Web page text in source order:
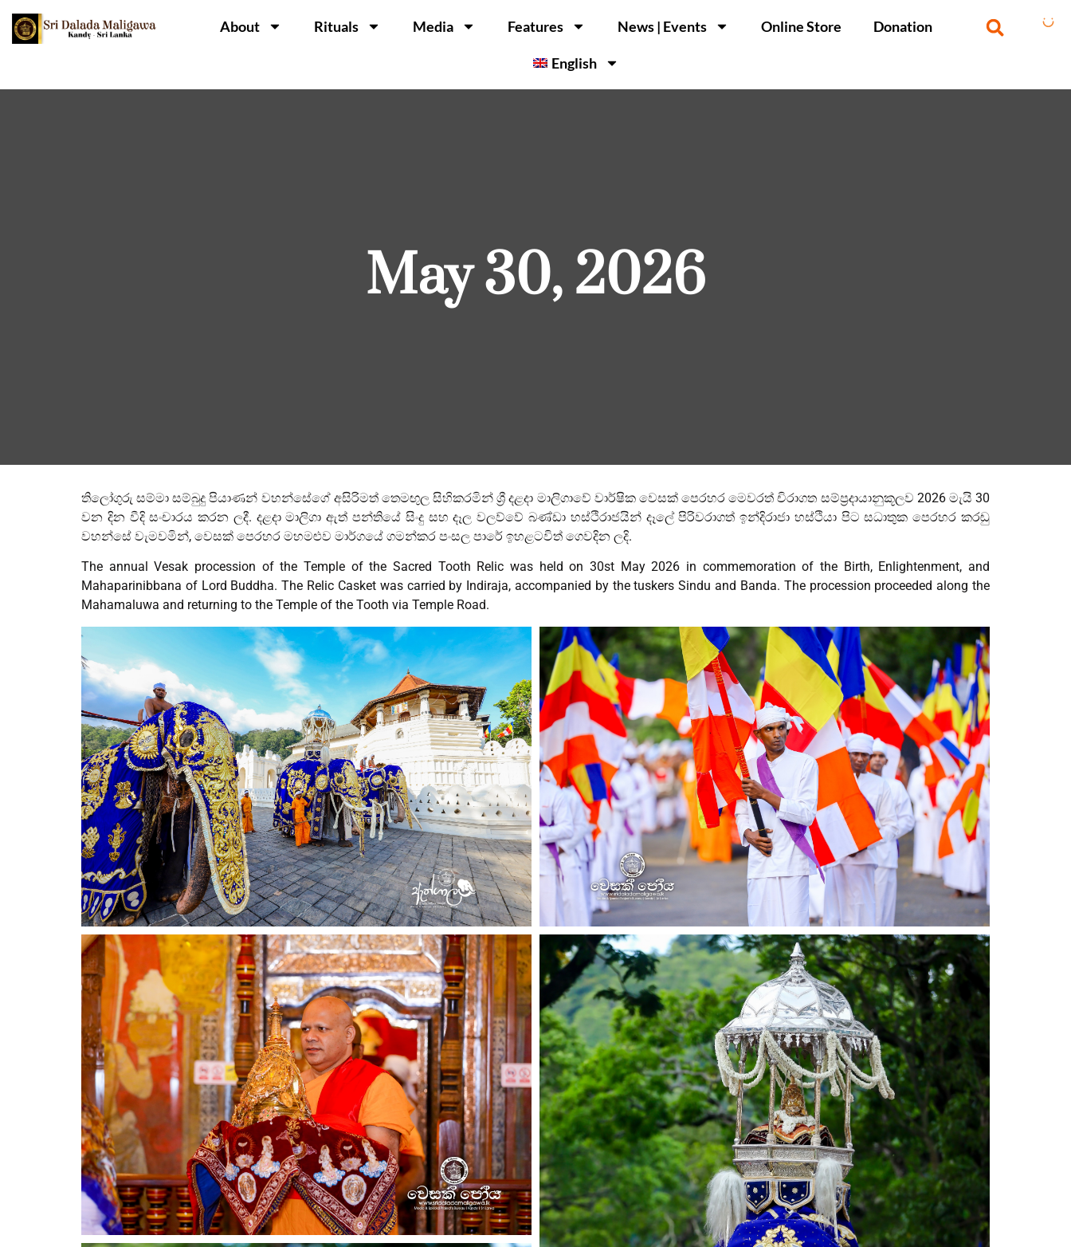
About Rituals Media Features News | Events Online Store Donation
English
May 30, 2026
තිලෝගුරු සම්මා සම්බුදු පියාණන් වහන්සේගේ අසිරිමත් තෙමඟුල සිහිකරමින් ශ්‍රී දළදා මාලිගාවේ වාර්ෂික වෙසක් පෙරහර මෙවරත් චිරාගත සම්ප්‍රදායානුකූලව 2026 මැයි 30
වන දින වීදි සංචාරය කරන ලදී. දළදා මාලිගා ඇත් පන්තියේ සිංදු සහ දෑල වලව්වේ බණ්ඩා හස්ථිරාජයින් දෑලේ පිරිවරාගත් ඉන්දිරාජා හස්ථියා පිට සධාතුක පෙරහර කරඬු
වහන්සේ වැමවමින්, වෙසක් පෙරහර මහමළුව මාර්ගයේ ගමන්කර පංසල පාරේ ඉහළටවිත් ගෙවදින ලදි.
The annual Vesak procession of the Temple of the Sacred Tooth Relic was held on 30st May 2026 in commemoration of the Birth, Enlightenment, and
Mahaparinibbana of Lord Buddha. The Relic Casket was carried by Indiraja, accompanied by the tuskers Sindu and Banda. The procession proceeded along the
Mahamaluwa and returning to the Temple of the Tooth via Temple Road.